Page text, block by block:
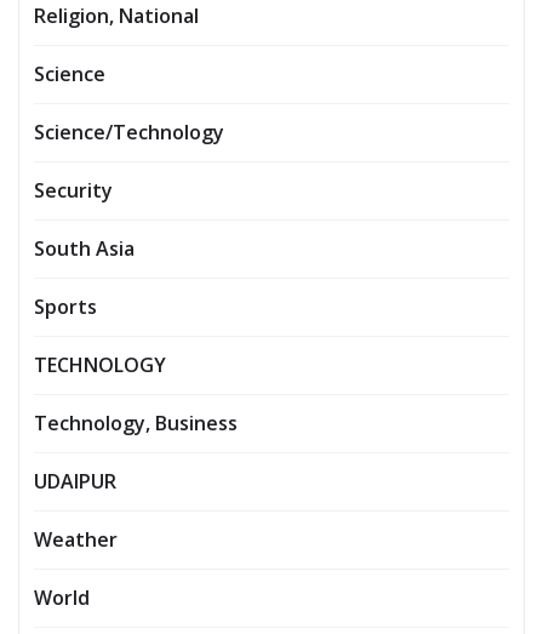
Religion, National
Science
Science/Technology
Security
South Asia
Sports
TECHNOLOGY
Technology, Business
UDAIPUR
Weather
World